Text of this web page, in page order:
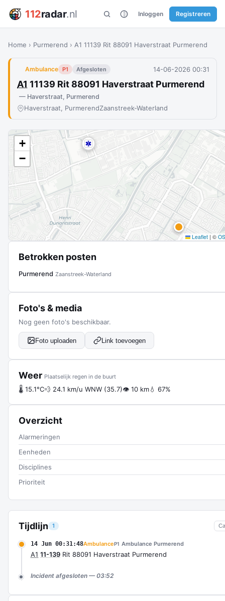
112radar.nl Inloggen Registreren
Home › Purmerend › A1 11139 Rit 88091 Haverstraat Purmerend
Ambulance P1 Afgesloten 14-06-2026 00:31
A1 11139 Rit 88091 Haverstraat Purmerend
— Haverstraat, Purmerend
Haverstraat, PurmerendZaanstreek-Waterland
Tijdlijn 1
14 Jun 00:31:48AmbulanceP1 Ambulance Purmerend
A1 11-139 Rit 88091 Haverstraat Purmerend
Incident afgesloten — 03:52
+
−
Leaflet | ©
Betrokken posten
Purmerend Zaanstreek-Waterland
Foto's & media
Nog geen foto's beschikbaar.
Foto uploaden Link toevoegen
Weer Plaatselijk regen in de buurt
🌡 15.1°C💨 24.1 km/u WNW (35.7)👁 10 km💧 67%
Overzicht
Alarmeringen
Eenheden
Disciplines
Prioriteit